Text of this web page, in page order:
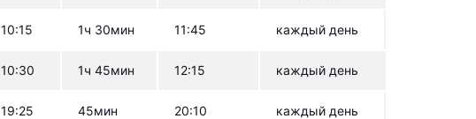
10:15 1ч 30мин 11:45 каждый день
10:30 1ч 45мин 12:15 каждый день
19:25 45мин 20:10 каждый день